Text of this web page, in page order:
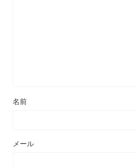
名前
メール